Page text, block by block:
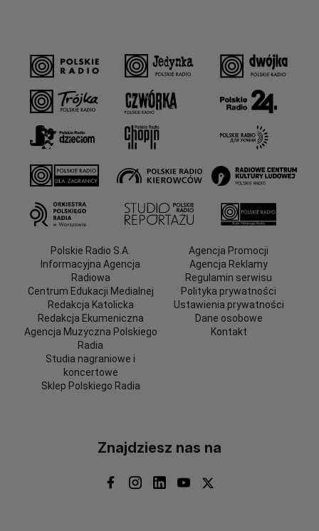
Polskie Radio S.A.
Informacyjna Agencja
Radiowa
Centrum Edukacji Medialnej
Redakcja Katolicka
Redakcja Ekumeniczna
Agencja Muzyczna Polskiego
Radia
Studia nagraniowe i
koncertowe
Sklep Polskiego Radia
Agencja Promocji
Agencja Reklamy
Regulamin serwisu
Polityka prywatności
Ustawienia prywatności
Dane osobowe
Kontakt
Znajdziesz nas na